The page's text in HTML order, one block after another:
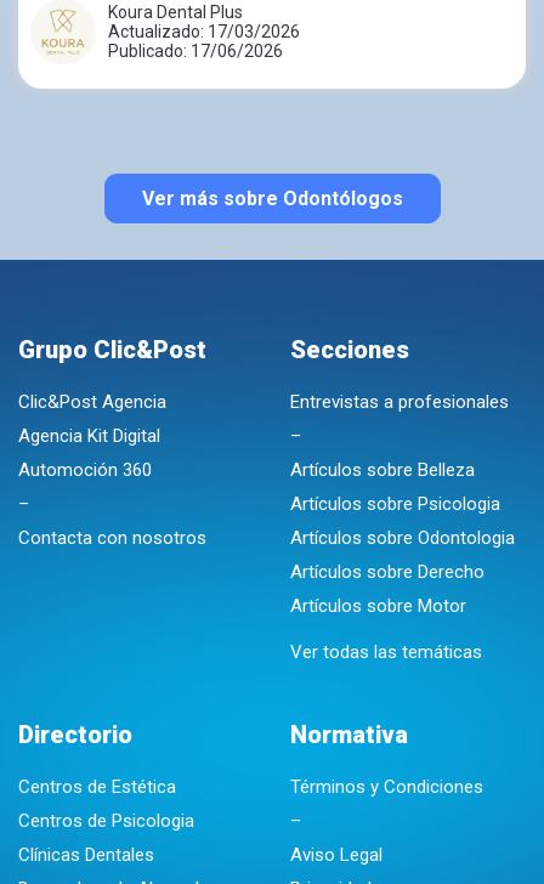
Koura Dental Plus
Actualizado: 17/03/2026
Publicado: 17/06/2026
Ver más sobre Odontólogos
Grupo Clic&Post
Clic&Post Agencia
Agencia Kit Digital
Automoción 360
–
Contacta con nosotros
Secciones
Entrevistas a profesionales
–
Artículos sobre Belleza
Artículos sobre Psicologia
Artículos sobre Odontologia
Artículos sobre Derecho
Artículos sobre Motor
Ver todas las temáticas
Directorio
Centros de Estética
Centros de Psicologia
Clínicas Dentales
Normativa
Términos y Condiciones
–
Aviso Legal